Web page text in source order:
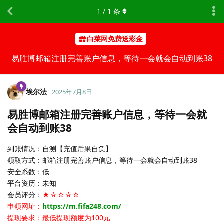
白菜网免费送彩金
易胜博邮箱注册完善账户信息，等待一会就会自动到账38
1 / 1 条
埃尔法 2025年7月8日
易胜博邮箱注册完善账户信息，等待一会就
会自动到账38
到账情况：自测【充值后果自负】
领取方式：邮箱注册完善账户信息，等待一会就会自动到账38
安全系数：低
平台资历：未知
会员评分： ★☆☆☆☆
申领网址： https://m.fifa248.com/
提现要求：最低提现额度为100元